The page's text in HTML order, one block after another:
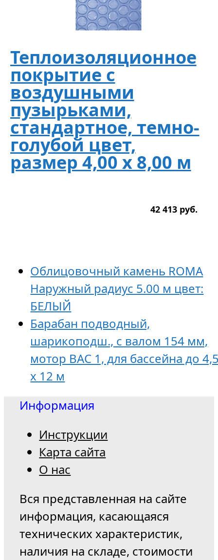
Теплоизоляционное
покрытие с
воздушными
пузырьками,
стандартное, темно-
голубой цвет,
размер 4,00 х 8,00 м
42 413 руб.
Облицовочный камень ROMA
Наружный радиус 5.00 м цвет:
БЕЛЫЙ
Барабан подводный,
шарикоподш., с валом 154 мм,
мотор BAC 1, для бассейна до
х 12 м
Информация
Инструкции
Карта сайта
О нас
Вся представленная на сайте
информация, касающаяся
технических характеристик,
наличия на складе, стоимости